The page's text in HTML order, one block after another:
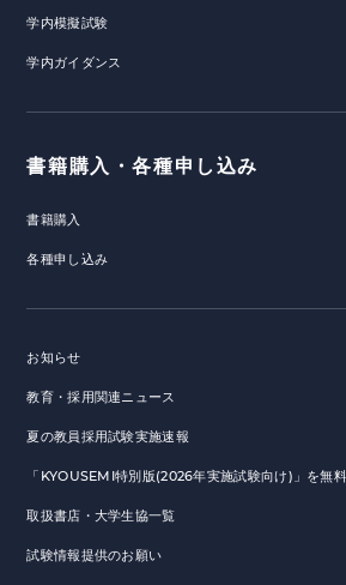
学内模擬試験
学内ガイダンス
書籍購入・各種申し込み
書籍購入
各種申し込み
お知らせ
教育・採用関連ニュース
夏の教員採用試験実施速報
「KYOUSEMI特別版(2026年実施試験向け)」を無
取扱書店・大学生協一覧
試験情報提供のお願い